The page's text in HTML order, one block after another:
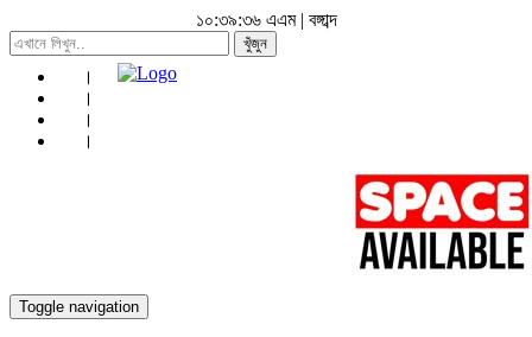
১০:৩৯:৩৭ এএম| বঙ্গাব্দ
খুঁজুন
Toggle navigation